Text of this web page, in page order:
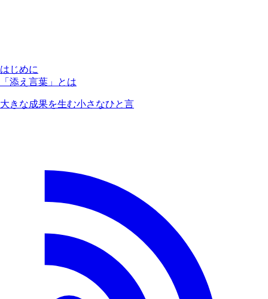
はじめに
「添え言葉」とは
大きな成果を生む小さなひと言